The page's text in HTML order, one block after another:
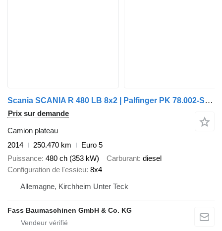
Scania SCANIA R 480 LB 8x2 | Palfinger PK 78.002-SH E | 100 t Schwerlas
Prix sur demande
Camion plateau
2014
250.470 km
Euro 5
Puissance 480 ch (353 kW) Carburant diesel
Configuration de l'essieu 8x4
Allemagne, Kirchheim Unter Teck
Fass Baumaschinen GmbH & Co. KG